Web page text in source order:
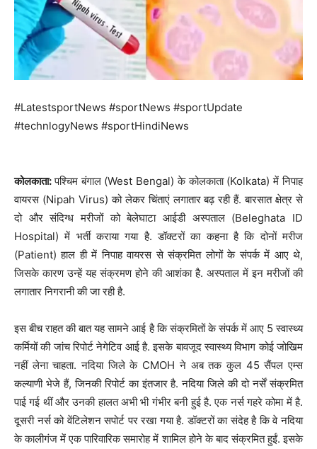
#LatestsportNews #sportNews #sportUpdate
#technlogyNews #sportHindiNews
कोलकाता:पश्चिम बंगाल (West Bengal) के कोलकाता (Kolkata) में निपाह
वायरस (Nipah Virus) को लेकर चिंताएं लगातार बढ़ रही हैं. बारसात क्षेत्र से
दो और संदिग्ध मरीजों को बेलेघाटा आईडी अस्पताल (Beleghata ID
Hospital) में भर्ती कराया गया है. डॉक्टरों का कहना है कि दोनों मरीज
(Patient) हाल ही में निपाह वायरस से संक्रमित लोगों के संपर्क में आए थे,
जिसके कारण उन्हें यह संक्रमण होने की आशंका है. अस्पताल में इन मरीजों की
लगातार निगरानी की जा रही है.
इस बीच राहत की बात यह सामने आई है कि संक्रमितों के संपर्क में आए 5 स्वास्थ्य
कर्मियों की जांच रिपोर्ट नेगेटिव आई है. इसके बावजूद स्वास्थ्य विभाग कोई जोखिम
नहीं लेना चाहता. नदिया जिले के CMOH ने अब तक कुल 45 सैंपल एम्स
कल्याणी भेजे हैं, जिनकी रिपोर्ट का इंतजार है. नदिया जिले की दो नर्सें संक्रमित
पाई गई थीं और उनकी हालत अभी भी गंभीर बनी हुई है. एक नर्स गहरे कोमा में है.
दूसरी नर्स को वेंटिलेशन सपोर्ट पर रखा गया है. डॉक्टरों का संदेह है कि वे नदिया
के कालीगंज में एक पारिवारिक समारोह में शामिल होने के बाद संक्रमित हुईं. इसके